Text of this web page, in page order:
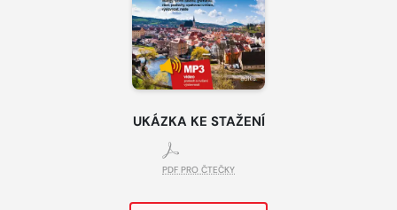
UKÁZKA KE STAŽENÍ
PDF PRO ČTEČKY